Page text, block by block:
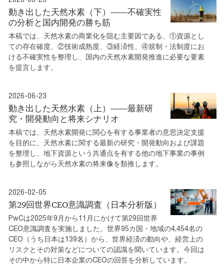
動き出した天然水素（下）――不確実性
の分析と国内開発の勝ち筋
本稿では、天然水素の商業化を阻む主要因である、①資源とし
ての存在確度、②技術成熟度、③経済性、④規制・法制度にお
ける不確実性を整理し、国内の天然水素開発推進に必要な要素
を提言します。
2026-06-23
動き出した天然水素（上）――最新研
究・開発動向と将来シナリオ
本稿では、天然水素開発に関心を有する事業者の意思決定支援
を目的に、天然水素に関する最新の研究・開発動向および課題
を整理し、地下資源という共通点を有する他の地下事業の事例
も参照しながら天然水素の将来像を類推します。
2026-02-05
第29回世界CEO意識調査（日本分析版）
PwCは2025年9月から11月にかけて第29回世界
CEO意識調査を実施しました。世界95カ国・地域の4,454名の
CEO（うち日本は139名）から、世界経済の動向や、経営上の
リスクとその対策などについての認識を聞いています。今回は
その中から特に日本企業のCEOの回答を分析しています。